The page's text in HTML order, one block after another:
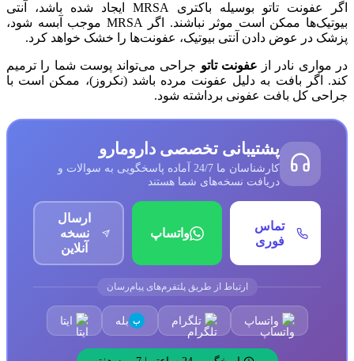
اگر عفونت تاتو بوسیله باکتری MRSA ایجاد شده باشد، آنتی
بیوتیک‌ها ممکن است موثر نباشند. اگر MRSA موجب آبسه شود،
پزشک در عوض دادن آنتی بیوتیک، عفونت‌ها را خشک خواهد کرد.
در مواری نادر از عفونت تاتو جراحی می‌تواند پوست شما را ترمیم
کند. اگر بافت به دلیل عفونت مرده باشد (نکروز)، ممکن است با
جراحی کل بافت عفونی برداشته شود.
پشتیبانی تخصصی دارومارو
کارشناسان ما 24/7 آماده پاسخگویی به سوالات و
دریافت نسخه‌های شما هستند
تماس
فوری
واتساپ
ارسال
نسخه
آنلاین
ارتباط از طریق پلتفرم‌های پیام‌رسان
واتساپ تلگرام ب بله ایتا